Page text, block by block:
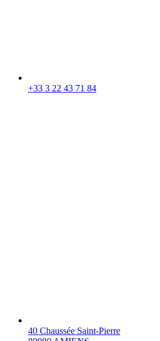
+33 3 22 43 71 84
40 Chaussée Saint-Pierre